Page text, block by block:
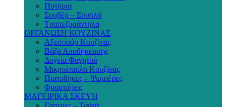
Ποτήρια
Σουβέρ – Σουπλά
Τραπεζομάντηλα
ΟΡΓΑΝΩΣΗ ΚΟΥΖΙΝΑΣ
Αξεσουάρ Κουζίνας
Βάζα Αποθήκευσης
Δοχεία Φαγητού
Μικροέπιπλα Κουζίνας
Πιατοθήκες – Ψωμιέρες
Φρουτιέρες
ΜΑΓΕΙΡΙΚΑ ΣΚΕΥΗ
Γάστρες – Ταψιά